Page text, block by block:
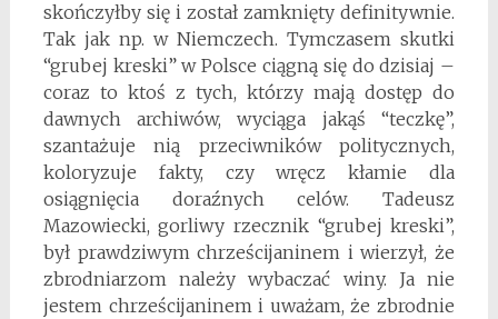
skończyłby się i został zamknięty definitywnie.
Tak jak np. w Niemczech. Tymczasem skutki
“grubej kreski” w Polsce ciągną się do dzisiaj –
coraz to ktoś z tych, którzy mają dostęp do
dawnych archiwów, wyciąga jakąś “teczkę”,
szantażuje nią przeciwników politycznych,
koloryzuje fakty, czy wręcz kłamie dla
osiągnięcia doraźnych celów. Tadeusz
Mazowiecki, gorliwy rzecznik “grubej kreski”,
był prawdziwym chrześcijaninem i wierzył, że
zbrodniarzom należy wybaczać winy. Ja nie
jestem chrześcijaninem i uważam, że zbrodnie